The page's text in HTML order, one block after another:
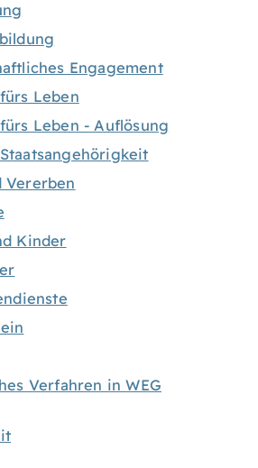
Engagement
Leben
Leben - Auflösung
Vererben
Kinder
Verfahren in WEG